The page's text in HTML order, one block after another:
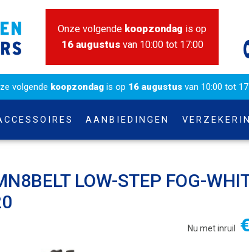
Onze volgende koopzondag is op
16 augustusvan 10:00 tot 17:00
volgende koopzondag is op 16 augustus van 10:00 tot
AANBIEDINGEN
LOW-STEP FOG-
Nu met inruil